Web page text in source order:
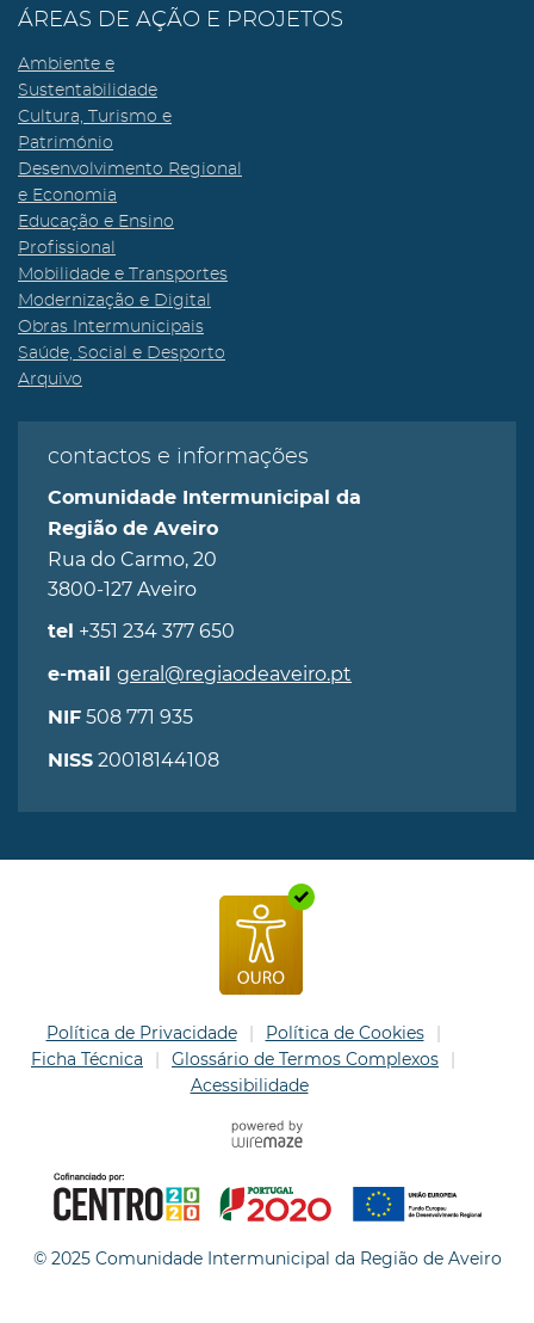
ÁREAS DE AÇÃO E PROJETOS
Ambiente e
Sustentabilidade
Cultura, Turismo e
Património
Desenvolvimento Regional
e Economia
Educação e Ensino
Profissional
Mobilidade e Transportes
Modernização e Digital
Obras Intermunicipais
Saúde, Social e Desporto
Arquivo
contactos e informações
Comunidade Intermunicipal da
Região de Aveiro
Rua do Carmo, 20
3800-127 Aveiro
tel +351 234 377 650
e-mail geral@regiaodeaveiro.pt
NIF 508 771 935
NISS 20018144108
Política de Privacidade
Política de Cookies
Ficha Técnica
Glossário de Termos Complexos
Acessibilidade
© 2025 Comunidade Intermunicipal da Região de Aveiro